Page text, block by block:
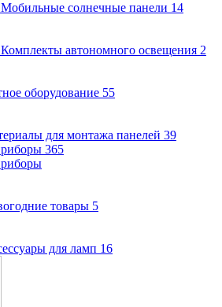
Мобильные солнечные панели 14
Комплекты автономного освещения 2
оборудование 55
для монтажа панелей 39
365
товары 5
для ламп 16